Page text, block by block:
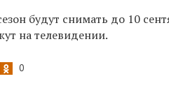
будут снимать до 10
на телевидении.
0